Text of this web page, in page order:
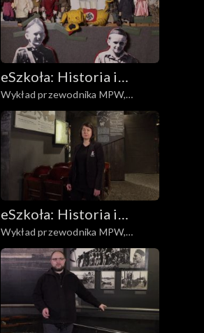
eSzkoła: Historia i
Literatura
Wykład przewodnika MPW,
Kukiełki
eSzkoła: Historia i
Literatura
Wykład przewodnika MPW,
Desant